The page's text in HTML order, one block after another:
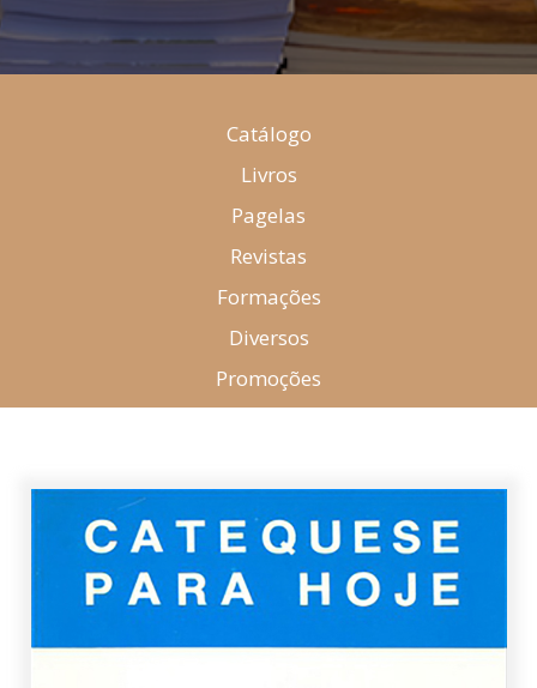
Catálogo
Livros
Pagelas
Revistas
Formações
Diversos
Promoções